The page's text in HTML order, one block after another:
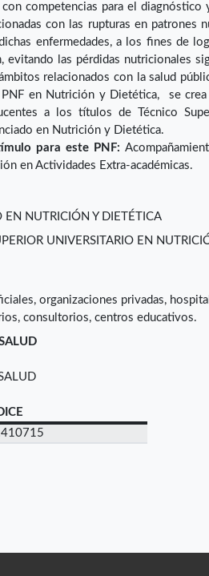
competencias para el diagnóstico
con las rupturas en patrones
enfermedades, a los fines de
evitando las pérdidas nutricionales
relacionados con la salud
en Nutrición y Dietética, se
a los títulos de Técnico
en Nutrición y Dietética.
para este PNF:
en Actividades Extra-académicas.
EN NUTRICIÓN Y DIETÉTICA
UNIVERSITARIO EN
organizaciones privadas,
consultorios, centros educativos.